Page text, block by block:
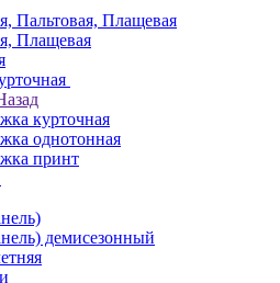
Пальтовая, Плащевая
Плащевая
курточная
однотонная
принт
демисезонный